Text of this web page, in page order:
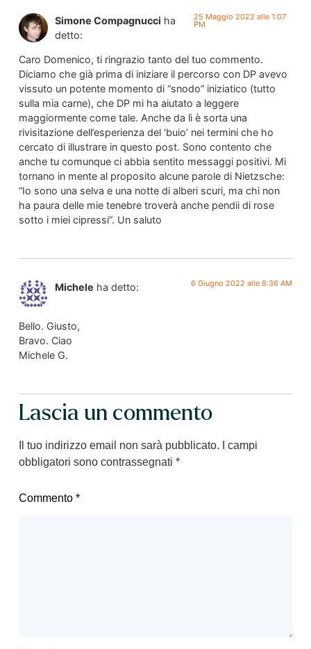
Simone Compagnucci ha
detto:
25 Maggio 2022 alle 1:07
PM
Caro Domenico, ti ringrazio tanto del tuo commento.
Diciamo che già prima di iniziare il percorso con DP avevo
vissuto un potente momento di “snodo” iniziatico (tutto
sulla mia carne), che DP mi ha aiutato a leggere
maggiormente come tale. Anche da lì è sorta una
rivisitazione dell’esperienza del ‘buio’ nei termini che ho
cercato di illustrare in questo post. Sono contento che
anche tu comunque ci abbia sentito messaggi positivi. Mi
tornano in mente al proposito alcune parole di Nietzsche:
“Io sono una selva e una notte di alberi scuri, ma chi non
ha paura delle mie tenebre troverà anche pendii di rose
sotto i miei cipressi”. Un saluto
Michele ha detto: 6 Giugno 2022 alle 8:36 AM
Bello. Giusto,
Bravo. Ciao
Michele G.
Lascia un commento
Il tuo indirizzo email non sarà pubblicato.
I campi
obbligatori sono contrassegnati *
Commento *